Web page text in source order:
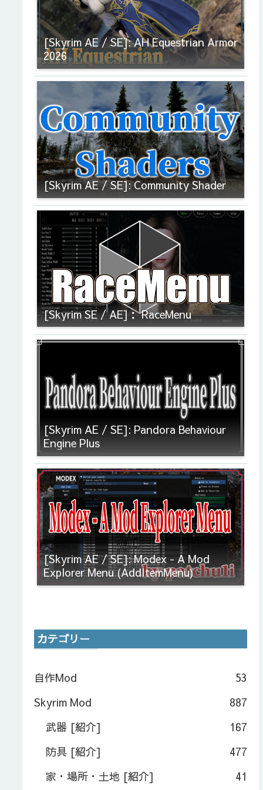
[Skyrim AE / SE]: AH Equestrian Armor
2026
[Skyrim AE / SE]: Community Shader
[Skyrim SE / AE]： RaceMenu
[Skyrim AE / SE]: Pandora Behaviour
Engine Plus
[Skyrim AE / SE]: Modex - A Mod
Explorer Menu (AddItemMenu)
カテゴリー
自作Mod
53
Skyrim Mod
887
武器 [紹介]
167
防具 [紹介]
477
家・場所・土地 [紹介]
41